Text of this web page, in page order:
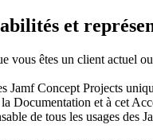
et
vous êtes un client actuel
Jamf Concept Projects
Documentation et à cet
de tous les usages des